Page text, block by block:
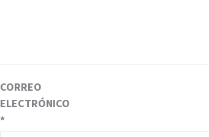
CORREO
ELECTRÓNICO
*